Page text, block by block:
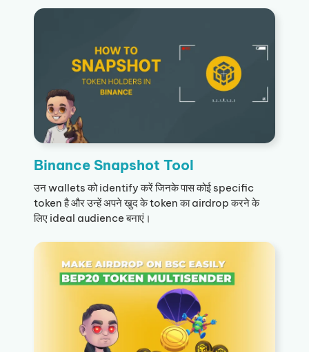
Binance Snapshot Tool
उन wallets को identify करें जिनके पास कोई specific
token है और उन्हें अपने खुद के token का airdrop करने के
लिए ideal audience बनाएं।